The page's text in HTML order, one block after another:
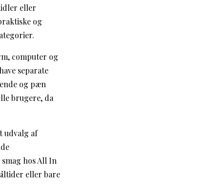
eller
og
computer og
separate
og pæn
brugere, da
udvalg af
hos All In
eller bare